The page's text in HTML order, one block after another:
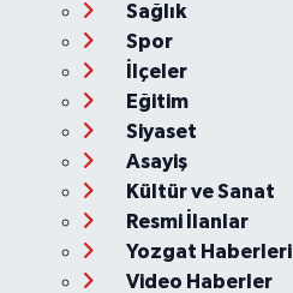
Sağlık
Spor
İlçeler
Eğitim
Siyaset
Asayiş
Kültür ve Sanat
Resmi İlanlar
Yozgat Haberleri
Video Haberler